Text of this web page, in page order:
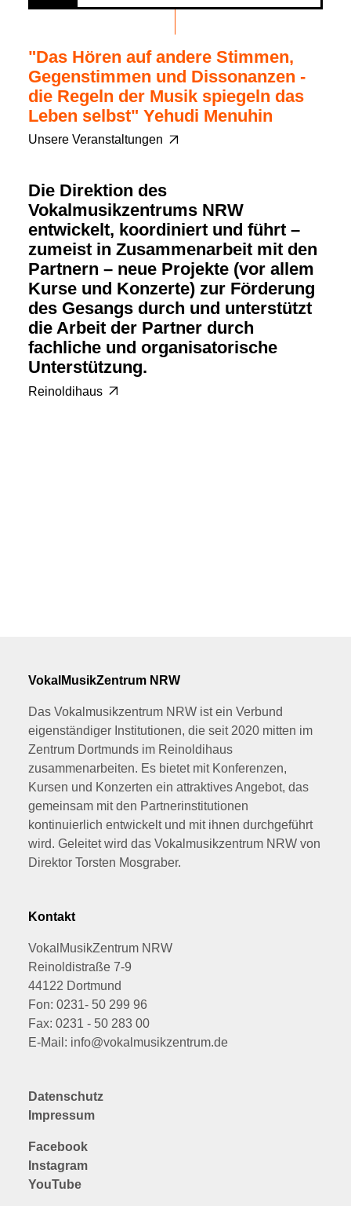
"Das Hören auf andere Stimmen,
Gegenstimmen und Dissonanzen -
die Regeln der Musik spiegeln das
Leben selbst" Yehudi Menuhin
Unsere Veranstaltungen
Die Direktion des
Vokalmusikzentrums NRW
entwickelt, koordiniert und führt –
zumeist in Zusammenarbeit mit den
Partnern – neue Projekte (vor allem
Kurse und Konzerte) zur Förderung
des Gesangs durch und unterstützt
die Arbeit der Partner durch
fachliche und organisatorische
Unterstützung.
Reinoldihaus
VokalMusikZentrum NRW
Das Vokalmusikzentrum NRW ist ein Verbund
eigenständiger Institutionen, die seit 2020 mitten im
Zentrum Dortmunds im Reinoldihaus
zusammenarbeiten. Es bietet mit Konferenzen,
Kursen und Konzerten ein attraktives Angebot, das
gemeinsam mit den Partnerinstitutionen
kontinuierlich entwickelt und mit ihnen durchgeführt
wird. Geleitet wird das Vokalmusikzentrum NRW von
Direktor Torsten Mosgraber.
Kontakt
VokalMusikZentrum NRW
Reinoldistraße 7-9
44122 Dortmund
Fon: 0231- 50 299 96
Fax: 0231 - 50 283 00
E-Mail: info@vokalmusikzentrum.de
Datenschutz
Impressum
Facebook
Instagram
YouTube